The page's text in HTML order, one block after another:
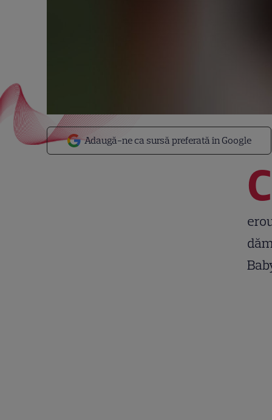
Adaugă-ne ca sursă preferată în Google
C